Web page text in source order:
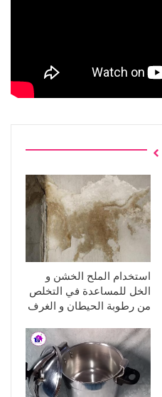
استخدام الملح الخشن و
الخل للمساعدة في التخلص
من رطوبة الحيطان و الغرف